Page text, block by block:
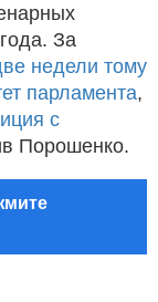
За
недели тому
парламента,
с
Порошенко.